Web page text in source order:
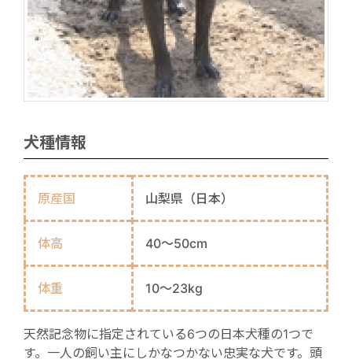
犬種情報
原産国 山梨県（日本）
体高 40～50cm
体重 10～23kg
天然記念物に指定されている6つの日本犬種の1つで
す。一人の飼い主にしかなつかない忠実な犬です。頭